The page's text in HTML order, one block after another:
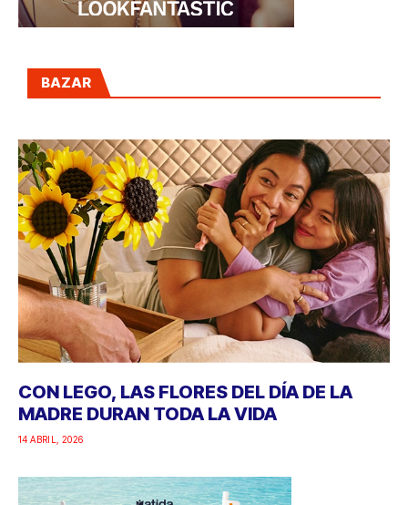
BAZAR
CON LEGO, LAS FLORES DEL DÍA DE LA
MADRE DURAN TODA LA VIDA
14 ABRIL, 2026